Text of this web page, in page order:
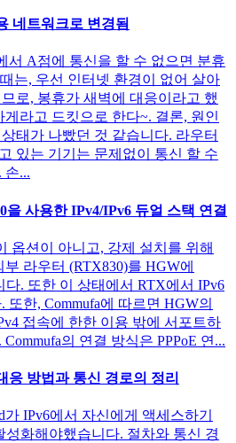
네트워크로 변경됨
서 A점에 통신을 할 수 없으면 분휴
는, 우선 인터넷 환경이 없어 살아
로, 봉휴가 새벽에 대응이라고 했
라고 드킷으로 한다~. 결론, 원인
태가 나빴던 것 같습니다. 라우터
있는 기기는 문제없이 통신 할 수
손...
을 사용한 IPv4/IPv6 듀얼 스택 연결
옵션이 아니고, 강제 설치를 위해
라우터 (RTX830)를 HGW에
다. 또한 이 상태에서 RTX에서 IPv6
또한, Commufa에 따르면 HGW의
접속에 한한 이용 밖에 서포트하
의 연결 방식은 PPPoE 연...
응 방법과 통신 경로의 정리
가 IPv6에서 자신에게 액세스하기
성화해야했습니다. 절차와 통신 경